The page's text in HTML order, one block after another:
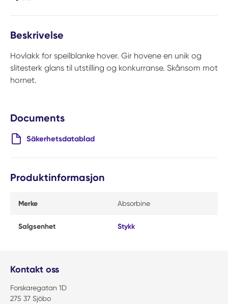
Beskrivelse
Hovlakk for speilblanke hover. Gir hovene en unik og
slitesterk glans til utstilling og konkurranse. Skånsom mot
hornet.
Documents
Säkerhetsdatablad
Produktinformasjon
Merke Absorbine
Salgsenhet Stykk
Kontakt oss
Forskaregatan 1D
275 37 Sjöbo